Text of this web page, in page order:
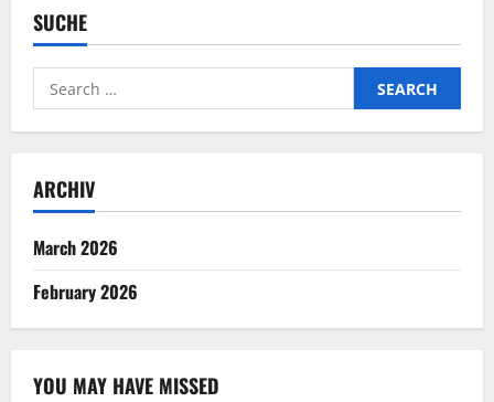
SUCHE
Search
for:
ARCHIV
March 2026
February 2026
YOU MAY HAVE MISSED